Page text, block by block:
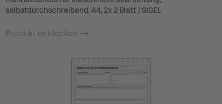
selbstdurchschreibend, A4, 2x 2 Blatt | SIGEL
Produkt entdecken